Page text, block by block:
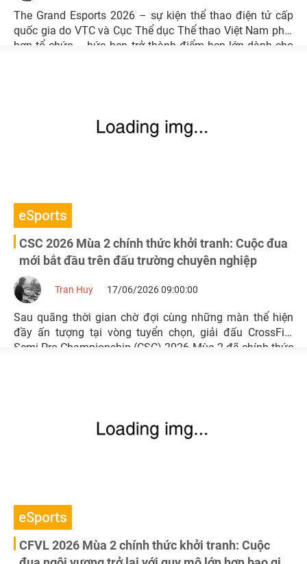
The Grand Esports 2026 – sự kiện thể thao điện tử cấp
quốc gia do VTC và Cục Thể dục Thể thao Việt Nam phối
hợp tổ chức – hứa hẹn trở thành điểm hẹn lớn dành cho
eSports
CSC 2026 Mùa 2 chính thức khởi tranh: Cuộc đua
mới bắt đầu trên đấu trường chuyên nghiệp
Tran Huy 17/06/2026 09:00:00
Sau quãng thời gian chờ đợi cùng những màn thể hiện
đầy ấn tượng tại vòng tuyển chọn, giải đấu CrossFire
Semi-Pro Championship (CSC) 2026 Mùa 2 đã chính thức
eSports
CFVL 2026 Mùa 2 chính thức khởi tranh: Cuộc